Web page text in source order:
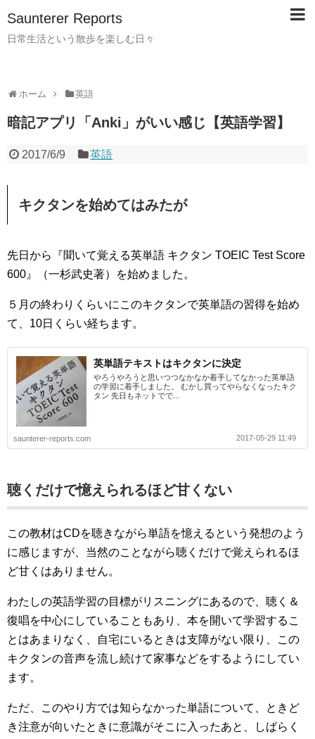
Saunterer Reports
日常生活という散歩を楽しむ日々
ホーム 英語
暗記アプリ「Anki」がいい感じ【英語学習】
2017/6/9 英語
キクタンを始めてはみたが
先日から『聞いて覚える英単語 キクタン TOEIC Test Score
600』（一杉武史著）を始めました。
５月の終わりくらいにこのキクタンで英単語の習得を始め
て、10日くらい経ちます。
英単語テキストはキクタンに決定
やろうやろうと思いつつなかなか着手してなかった英単語
の学習に着手しました。 むかし買ってやらなくなったキク
タン 先日もネットでで...
saunterer-reports.com 2017-05-29 11:49
聴くだけで憶えられるほど甘くない
この教材はCDを聴きながら単語を憶えるという発想のよう
に感じますが、当然のことながら聴くだけで覚えられるほ
ど甘くはありません。
わたしの英語学習の目標がリスニングにあるので、聴く＆
復唱を中心にしていることもあり、本を開いて学習するこ
とはあまりなく、自宅にいるときは支障がない限り、この
キクタンの音声を流し続けて家事などをするようにしてい
ます。
ただ、このやり方では知らなかった単語について、ときど
き注意が向いたときに意識がそこに入ったあと、しばらく